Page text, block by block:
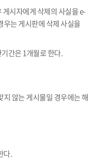
시자에게 삭제의 사실을 e-
는 게시판에 삭제 사실을
간은 1개월로 한다.
지 않는 게시물일 경우에는
다.